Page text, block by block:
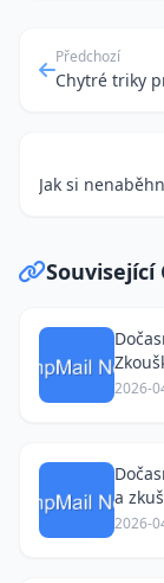
Předchozí
Související
2026-
a
2026-